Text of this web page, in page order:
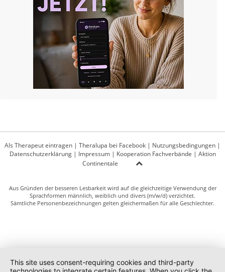
Als Therapeut eintragen | Theralupa bei Facebook | Nutzungsbedingungen |
Datenschutzerklärung| Impressum| Kooperation Fachverbände | Aktion
Continentale
Aus Gründen der besseren Lesbarkeit wird auf die gleichzeitige Verwendung der
Sprachformen männlich, weiblich und divers (m/w/d) verzichtet.
Sämtliche Personenbezeichnungen gelten gleichermaßen für alle Geschlechter.
This site uses consent-requiring cookies and third-party